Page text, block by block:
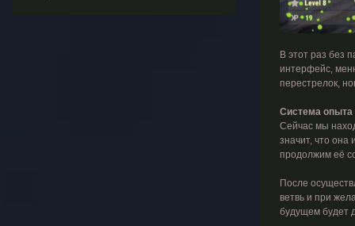
В этот раз без
интерфейс,
перестрелок,
Система опыта
Сейчас мы
значит, что она
продолжим её
После
ветвь и при
будущем будет